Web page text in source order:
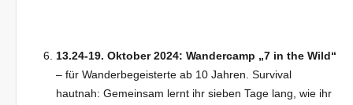
13.24-19. Oktober 2024: Wandercamp „7 in the Wild“
– für Wanderbegeisterte ab 10 Jahren. Survival
hautnah: Gemeinsam lernt ihr sieben Tage lang, wie ihr